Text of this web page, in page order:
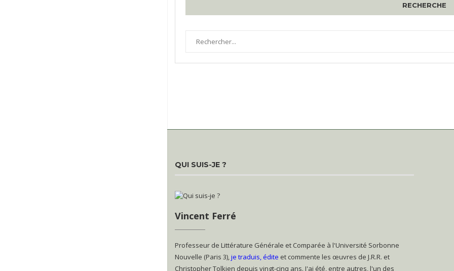
RECHERCHE
QUI SUIS-JE ?
Vincent Ferré
Professeur de Littérature Générale et Comparée à l'Université Sorbonne
Nouvelle (Paris 3),je traduis, édite et commente les œuvres de J.R.R. et
Christopher Tolkien depuis vingt-cinq ans. J'ai été, entre autres, l'un des